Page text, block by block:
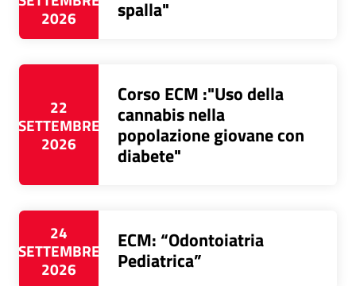
2026 spalla"
22
SETTEMBRE
2026
Corso ECM :"Uso della
cannabis nella
popolazione giovane con
diabete"
24
SETTEMBRE
2026
ECM: “Odontoiatria
Pediatrica”